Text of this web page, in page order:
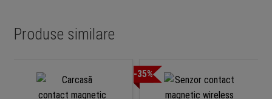
Produse similare
-35%